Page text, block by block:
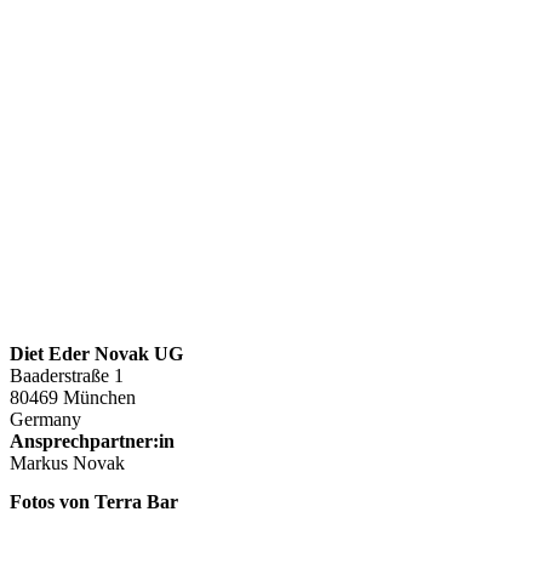
Diet Eder Novak UG
Baaderstraße 1
80469 München
Germany
Ansprechpartner:in
Markus Novak
Fotos von Terra Bar